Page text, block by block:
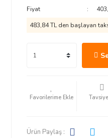
Fiyat
483,84 TL den başlayan
Ürün Paylaş :